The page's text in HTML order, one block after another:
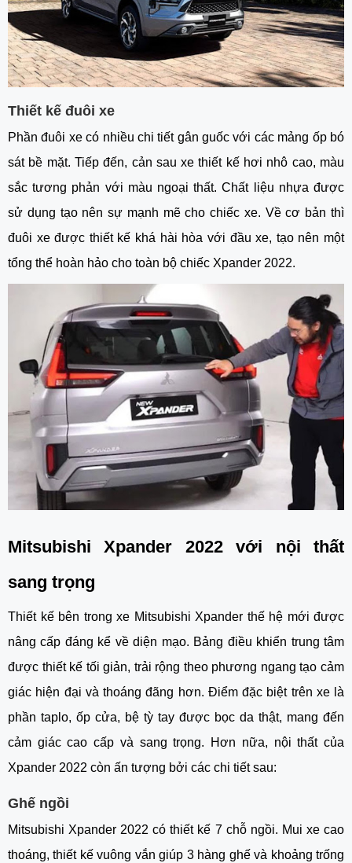
Thiết kế đuôi xe
Phần đuôi xe có nhiều chi tiết gân guốc với các mảng ốp bó
sát bề mặt. Tiếp đến, cản sau xe thiết kế hơi nhô cao, màu
sắc tương phản với màu ngoại thất. Chất liệu nhựa được
sử dụng tạo nên sự mạnh mẽ cho chiếc xe. Về cơ bản thì
đuôi xe được thiết kế khá hài hòa với đầu xe, tạo nên một
tổng thể hoàn hảo cho toàn bộ chiếc Xpander 2022.
Mitsubishi Xpander 2022 với nội thất
sang trọng
Thiết kế bên trong xe Mitsubishi Xpander thế hệ mới được
nâng cấp đáng kể về diện mạo. Bảng điều khiển trung tâm
được thiết kế tối giản, trải rộng theo phương ngang tạo cảm
giác hiện đại và thoáng đãng hơn. Điểm đặc biệt trên xe là
phần taplo, ốp cửa, bệ tỳ tay được bọc da thật, mang đến
cảm giác cao cấp và sang trọng. Hơn nữa, nội thất của
Xpander 2022 còn ấn tượng bởi các chi tiết sau:
Ghế ngồi
Mitsubishi Xpander 2022 có thiết kế 7 chỗ ngồi. Mui xe cao
thoáng, thiết kế vuông vắn giúp 3 hàng ghế và khoảng trống